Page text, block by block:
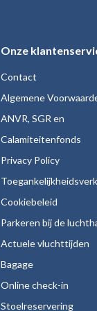
Onze
Contact
Algemene
ANVR, SGR en
Calamiteitenfonds
Privacy Policy
Cookiebeleid
Parkeren bij de
Actuele vluchttijden
Bagage
Online check-in
Stoelreservering